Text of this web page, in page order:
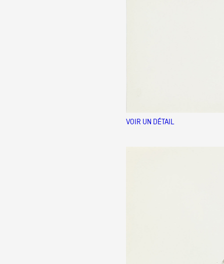
VOIR UN DÉTAIL